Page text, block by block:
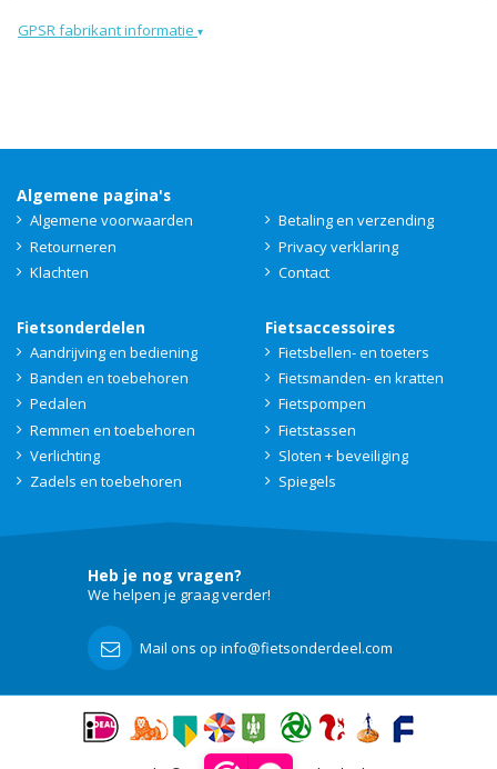
GPSR fabrikant informatie ▾
Algemene pagina's
Algemene voorwaarden
Betaling en verzending
Retourneren
Privacy verklaring
Klachten
Contact
Fietsonderdelen
Aandrijving en bediening
Banden en toebehoren
Pedalen
Remmen en toebehoren
Verlichting
Zadels en toebehoren
Fietsaccessoires
Fietsbellen- en toeters
Fietsmanden- en kratten
Fietspompen
Fietstassen
Sloten + beveiliging
Spiegels
Heb je nog vragen?
We helpen je graag verder!
Mail ons op info@fietsonderdeel.com